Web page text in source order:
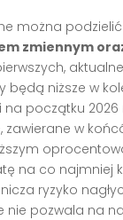
można
zmiennym
będą niższe w
na początku
zawierane w
na co najmniej
ryzyko
nie pozwala na